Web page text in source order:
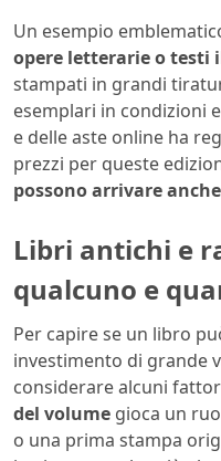
Un esempio
opere letterarie o testi
stampati in grandi
esemplari in condizioni
e delle aste online ha
prezzi per queste
possono arrivare
Libri antichi e
qualcuno e
Per capire se un libro
investimento di grande
considerare alcuni
del volume gioca un
o una prima stampa